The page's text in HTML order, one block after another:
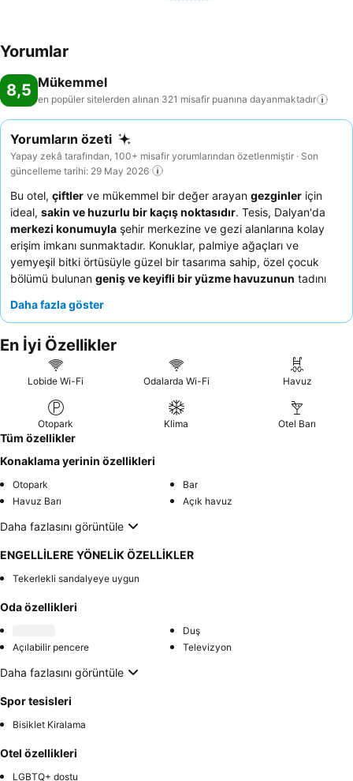
Yorumlar
8,5 Mükemmel
en popüler sitelerden alınan 321 misafir puanına dayanmaktadır
Yorumların özeti
Yapay zekâ tarafından, 100+ misafir yorumlarından özetlenmiştir · Son
güncelleme tarihi: 29 May 2026
Bu otel, çiftler ve mükemmel bir değer arayan gezginler için
ideal, sakin ve huzurlu bir kaçış noktasıdır. Tesis, Dalyan'da
merkezi konumuyla şehir merkezine ve gezi alanlarına kolay
erişim imkanı sunmaktadır. Konuklar, palmiye ağaçları ve
yemyeşil bitki örtüsüyle güzel bir tasarıma sahip, özel çocuk
bölümü bulunan geniş ve keyifli bir yüzme havuzunun tadını
Türk seçenekleri ile her gün değişen sıcak lezzetler sunan
bir konaklama için bahçe manzaralı bir oda talep etmeyi
düşünebilirsiniz.
Daha fazla göster
En İyi Özellikler
Lobide Wi-Fi Odalarda Wi-Fi Havuz
Otopark Klima Otel Barı
Tüm özellikler
Konaklama yerinin özellikleri
Otopark
Bar
Havuz Barı
Açık havuz
Daha fazlasını görüntüle
ENGELLİLERE YÖNELİK ÖZELLİKLER
Tekerlekli sandalyeye uygun
Oda özellikleri
Duş
Açılabilir pencere
Televizyon
Daha fazlasını görüntüle
Spor tesisleri
Bisiklet Kiralama
Otel özellikleri
LGBTQ+ dostu